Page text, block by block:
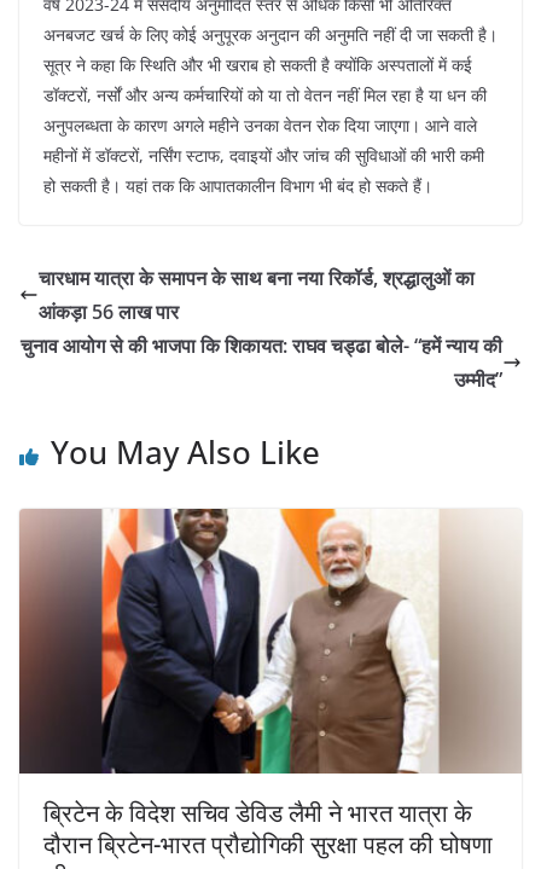
वर्ष 2023-24 में संसदीय अनुमोदित स्तर से अधिक किसी भी अतिरिक्त
अनबजट खर्च के लिए कोई अनुपूरक अनुदान की अनुमति नहीं दी जा सकती है।
सूत्र ने कहा कि स्थिति और भी खराब हो सकती है क्योंकि अस्पतालों में कई
डॉक्टरों, नर्सों और अन्य कर्मचारियों को या तो वेतन नहीं मिल रहा है या धन की
अनुपलब्धता के कारण अगले महीने उनका वेतन रोक दिया जाएगा। आने वाले
महीनों में डॉक्टरों, नर्सिंग स्टाफ, दवाइयों और जांच की सुविधाओं की भारी कमी
हो सकती है। यहां तक कि आपातकालीन विभाग भी बंद हो सकते हैं।
चारधाम यात्रा के समापन के साथ बना नया रिकॉर्ड, श्रद्धालुओं का
आंकड़ा 56 लाख पार
चुनाव आयोग से की भाजपा कि शिकायत: राघव चड्ढा बोले- “हमें न्याय की
उम्मीद”
You May Also Like
ब्रिटेन के विदेश सचिव डेविड लैमी ने भारत यात्रा के
दौरान ब्रिटेन-भारत प्रौद्योगिकी सुरक्षा पहल की घोषणा